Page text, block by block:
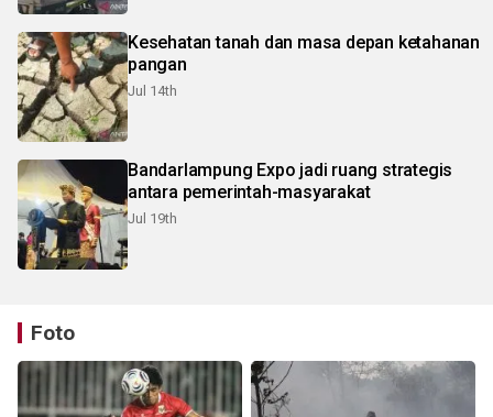
Kesehatan tanah dan masa depan ketahanan
pangan
Jul 14th
Bandarlampung Expo jadi ruang strategis
antara pemerintah-masyarakat
Jul 19th
Foto